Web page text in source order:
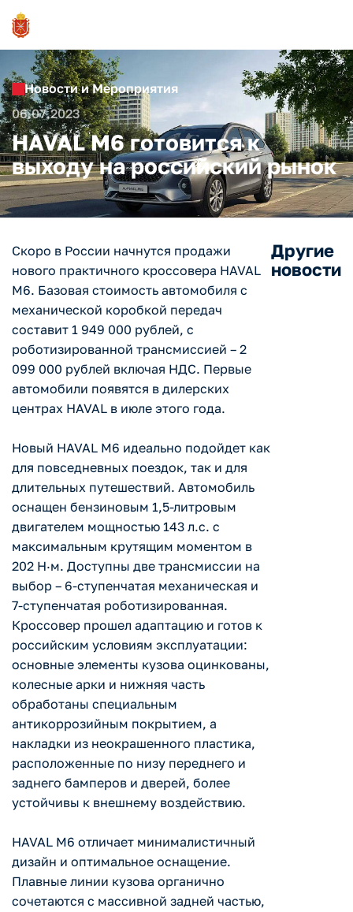
Новости и Мероприятия
06.07.2023
HAVAL M6 готовится к
выходу на российский рынок
Скоро в России начнутся продажи
нового практичного кроссовера HAVAL
M6. Базовая стоимость автомобиля с
механической коробкой передач
составит 1 949 000 рублей, с
роботизированной трансмиссией – 2
099 000 рублей включая НДС. Первые
автомобили появятся в дилерских
центрах HAVAL в июле этого года.
Новый HAVAL M6 идеально подойдет как
для повседневных поездок, так и для
длительных путешествий. Автомобиль
оснащен бензиновым 1,5-литровым
двигателем мощностью 143 л.с. с
максимальным крутящим моментом в
202 Н·м. Доступны две трансмиссии на
выбор – 6-ступенчатая механическая и
7-ступенчатая роботизированная.
Кроссовер прошел адаптацию и готов к
российским условиям эксплуатации:
основные элементы кузова оцинкованы,
колесные арки и нижняя часть
обработаны специальным
антикоррозийным покрытием, а
накладки из неокрашенного пластика,
расположенные по низу переднего и
заднего бамперов и дверей, более
устойчивы к внешнему воздействию.
HAVAL M6 отличает минималистичный
дизайн и оптимальное оснащение.
Плавные линии кузова органично
сочетаются с массивной задней частью,
Другие
новости